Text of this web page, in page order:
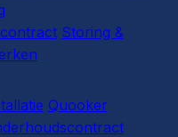
Storing &
Quooker